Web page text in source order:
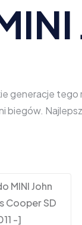
generacje
MINI John
Cooper SD
-]